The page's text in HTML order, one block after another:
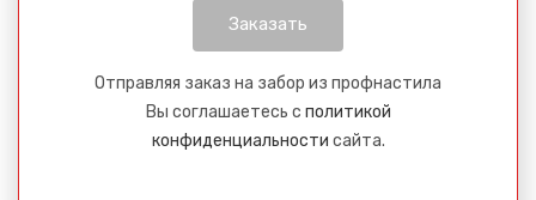
Отправляя заказ на забор из профнастила
Вы соглашаетесь с политикой
конфиденциальности сайта.